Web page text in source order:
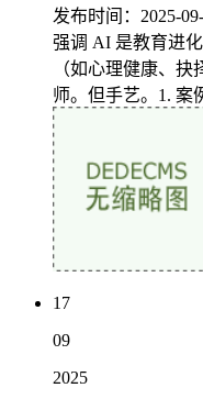
发布时间：2025-
强调 AI 是教育进
（如心理健康、
师。但手艺。1. 案
17
09
2025